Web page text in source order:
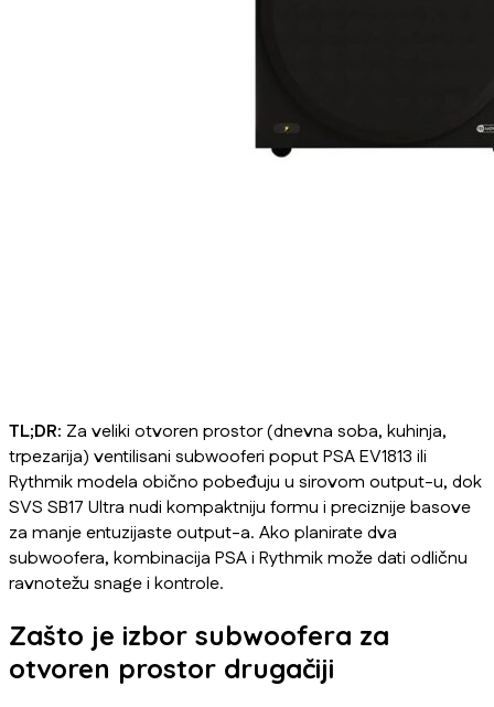
TL;DR: Za veliki otvoren prostor (dnevna soba, kuhinja,
trpezarija) ventilisani subwooferi poput PSA EV1813 ili
Rythmik modela obično pobeđuju u sirovom output-u, dok
SVS SB17 Ultra nudi kompaktniju formu i preciznije basove
za manje entuzijaste output-a. Ako planirate dva
subwoofera, kombinacija PSA i Rythmik može dati odličnu
ravnotežu snage i kontrole.
Zašto je izbor subwoofera za
otvoren prostor drugačiji